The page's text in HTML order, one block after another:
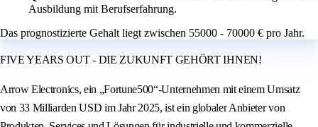
Ausbildung mit Berufserfahrung.
Das prognostizierte Gehalt liegt zwischen 55000 - 70000 € pro Jahr.
FIVE YEARS OUT - DIE ZUKUNFT GEHÖRT IHNEN!
Arrow Electronics, ein „Fortune500“-Unternehmen mit einem Umsatz
von 33 Milliarden USD im Jahr 2025, ist ein globaler Anbieter von